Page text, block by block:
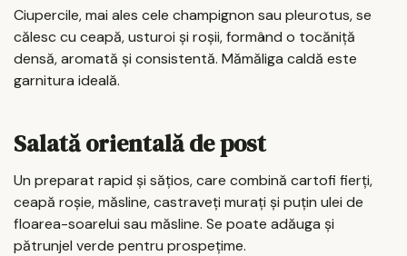
Ciupercile, mai ales cele champignon sau pleurotus, se
călesc cu ceapă, usturoi și roșii, formând o tocăniță
densă, aromată și consistentă. Mămăliga caldă este
garnitura ideală.
Salată orientală de post
Un preparat rapid și sățios, care combină cartofi fierți,
ceapă roșie, măsline, castraveți murați și puțin ulei de
floarea-soarelui sau măsline. Se poate adăuga și
pătrunjel verde pentru prospețime.